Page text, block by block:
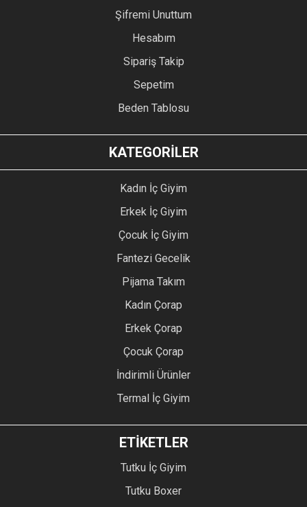
Şifremi Unuttum
Hesabım
Sipariş Takip
Sepetim
Beden Tablosu
KATEGORİLER
Kadın İç Giyim
Erkek İç Giyim
Çocuk İç Giyim
Fantezi Gecelik
Pijama Takım
Kadın Çorap
Erkek Çorap
Çocuk Çorap
İndirimli Ürünler
Termal İç Giyim
ETİKETLER
Tutku İç Giyim
Tutku Boxer